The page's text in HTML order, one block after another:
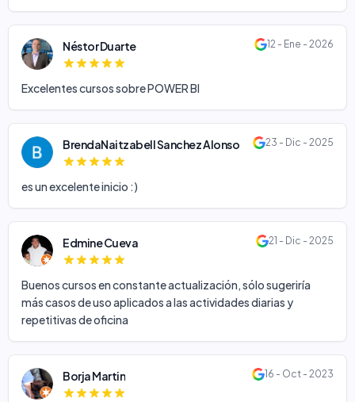
Néstor Duarte 12 - Ene - 2026
Excelentes cursos sobre POWER BI
BrendaNaitzabell Sanchez Alonso 23 - Dic - 2025
es un excelente inicio :)
Edmine Cueva 21 - Dic - 2025
Buenos cursos en constante actualización, sólo sugeriría
más casos de uso aplicados a las actividades diarias y
repetitivas de oficina
Borja Martin 16 - Oct - 2023